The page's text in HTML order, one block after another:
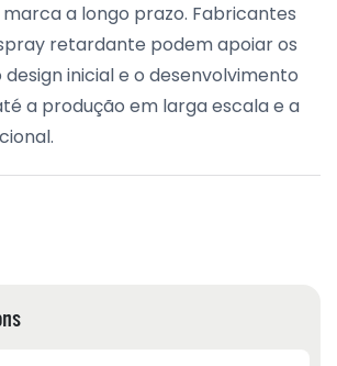
a longo prazo. Fabricantes
retardante podem apoiar os
inicial e o desenvolvimento
a produção em larga escala e a